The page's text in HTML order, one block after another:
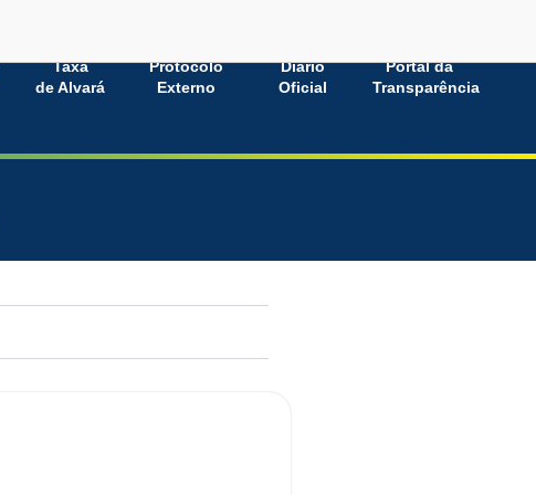
Taxa
de Alvará
Protocolo
Externo
Diário
Oficial
Portal da
Transparência